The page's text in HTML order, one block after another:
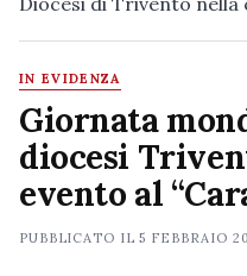
IN EVIDENZA
Giornata
diocesi
evento al
PUBBLICATO IL5 FEBBRAIO